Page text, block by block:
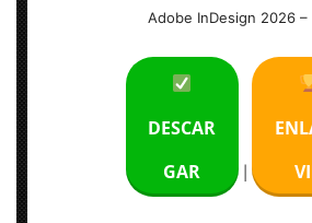
Adobe InDesign 2026 –
DESCAR
GAR